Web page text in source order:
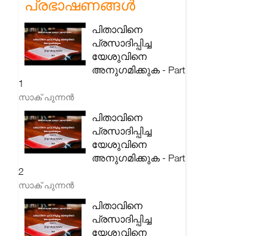
പ്രഭാഷണങ്ങൾ
പിതാവിനെ
പ്രസാദിപ്പിച്ച
യേശുവിനെ
അനുഗമിക്കുക - Part
1
സാക് പുന്നൻ
പിതാവിനെ
പ്രസാദിപ്പിച്ച
യേശുവിനെ
അനുഗമിക്കുക - Part
2
സാക് പുന്നൻ
പിതാവിനെ
പ്രസാദിപ്പിച്ച
യേശുവിനെ